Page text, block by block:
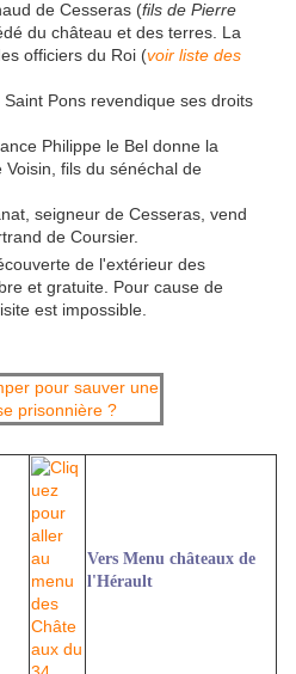
de Cesseras (fils de Pierre
du château et des terres. La
officiers du Roi (voir liste des
Pons revendique ses droits
Philippe le Bel donne la
fils du sénéchal de
seigneur de Cesseras, vend
de Coursier.
de l'extérieur des
et gratuite. Pour cause de
est impossible.
Vers Menu châteaux de
l'Hérault